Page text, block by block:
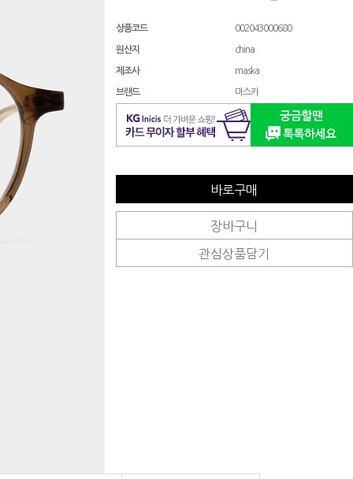
상품코드 002043000680
원산지 china
제조사 maska
브랜드 마스카
바로구매
장바구니
관심상품담기